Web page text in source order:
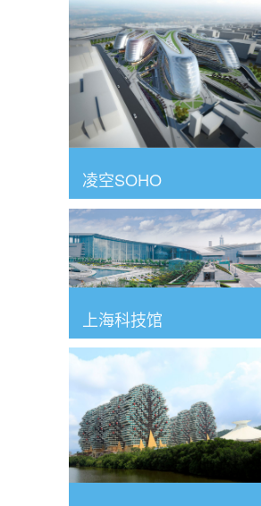
凌空SOHO
上海科技馆